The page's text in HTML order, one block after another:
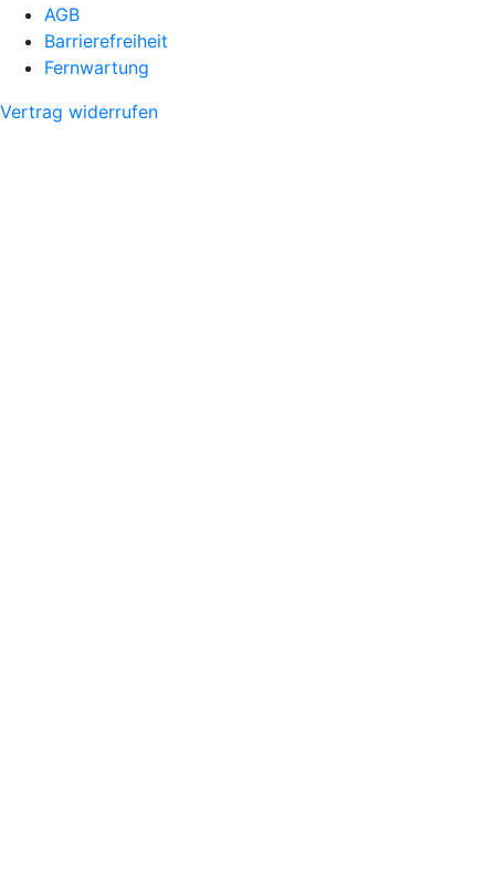
AGB
Barrierefreiheit
Fernwartung
Vertrag widerrufen